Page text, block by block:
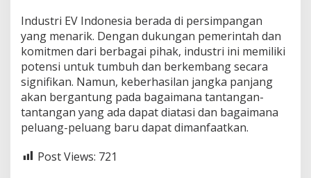
Industri EV Indonesia berada di persimpangan
yang menarik. Dengan dukungan pemerintah dan
komitmen dari berbagai pihak, industri ini memiliki
potensi untuk tumbuh dan berkembang secara
signifikan. Namun, keberhasilan jangka panjang
akan bergantung pada bagaimana tantangan-
tantangan yang ada dapat diatasi dan bagaimana
peluang-peluang baru dapat dimanfaatkan.
Post Views: 721